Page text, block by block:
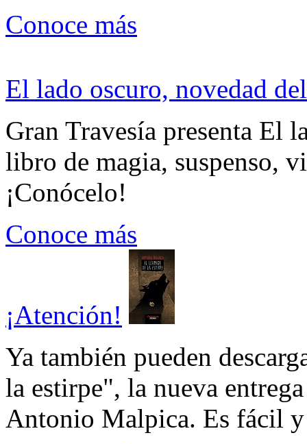
Conoce más
El lado oscuro, novedad
Gran Travesía presenta El
libro de magia, suspenso,
¡Conócelo!
Conoce más
¡Atención!
Ya también pueden
la estirpe", la nueva
Antonio Malpica. Es fácil